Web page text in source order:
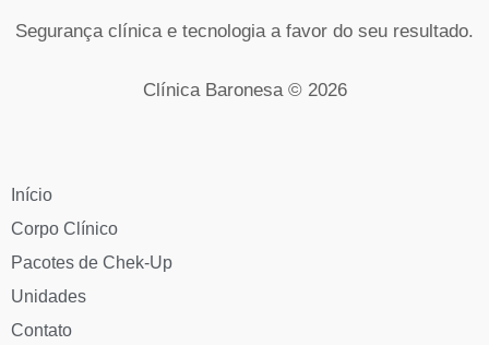
Segurança clínica e tecnologia a favor do seu resultado.
Clínica Baronesa © 2026
Início
Corpo Clínico
Pacotes de Chek-Up
Unidades
Contato